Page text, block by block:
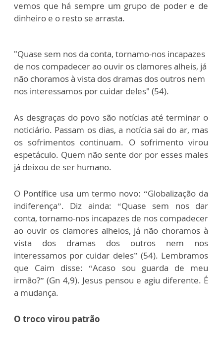
vemos que há sempre um grupo de poder e de
dinheiro e o resto se arrasta.
"Quase sem nos da conta, tornamo-nos incapazes
de nos compadecer ao ouvir os clamores alheis, já
não choramos à vista dos dramas dos outros nem
nos interessamos por cuidar deles" (54).
As desgraças do povo são notícias até terminar o
noticiário. Passam os dias, a notícia sai do ar, mas
os sofrimentos continuam. O sofrimento virou
espetáculo. Quem não sente dor por esses males
já deixou de ser humano.
O Pontífice usa um termo novo: “Globalização da
indiferença”. Diz ainda: “Quase sem nos dar
conta, tornamo-nos incapazes de nos compadecer
ao ouvir os clamores alheios, já não choramos à
vista dos dramas dos outros nem nos
interessamos por cuidar deles” (54). Lembramos
que Caim disse: “Acaso sou guarda de meu
irmão?” (Gn 4,9). Jesus pensou e agiu diferente. É
a mudança.
O troco virou patrão